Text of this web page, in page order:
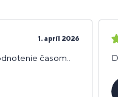
1. apríl 2026
hodnotenie časom..
5